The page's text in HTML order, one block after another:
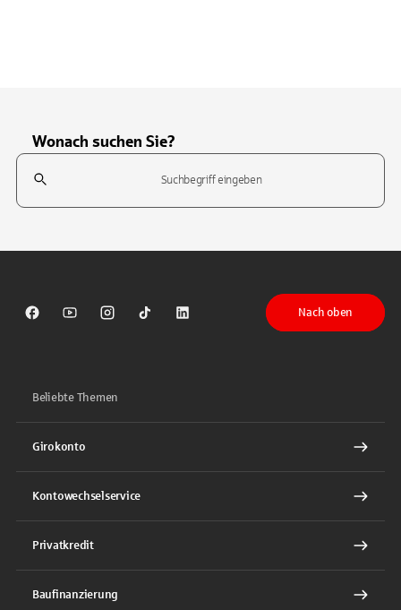
Wonach suchen Sie?
Suchfeld
Sparkasse auf Facebook
Sparkasse auf Youtube
Sparkasse auf Instagram
Sparkasse auf TikTok
Sparkasse auf LinkedIn
Nach oben
Beliebte Themen
Girokonto
Kontowechselservice
Privatkredit
Baufinanzierung